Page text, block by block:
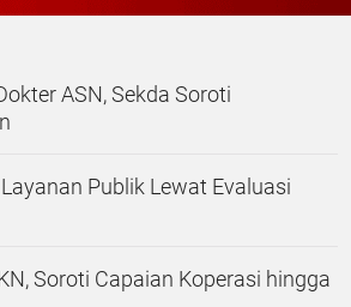
ASN, Sekda Soroti
Publik Lewat Evaluasi
Soroti Capaian Koperasi hingga